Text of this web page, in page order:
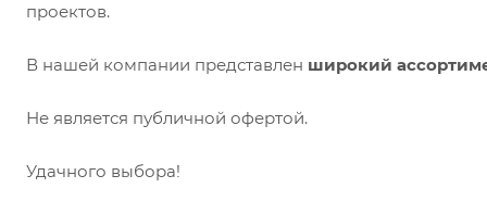
проектов.
В нашей компании представлен широкий
Не является публичной офертой.
Удачного выбора!